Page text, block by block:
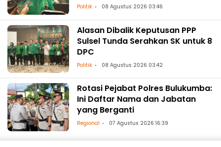
Politik 08 Agustus 2026 03:46
Alasan Dibalik Keputusan PPP
Sulsel Tunda Serahkan SK untuk 8
DPC
Politik 08 Agustus 2026 03:42
Rotasi Pejabat Polres Bulukumba:
Ini Daftar Nama dan Jabatan
yang Berganti
Regional 07 Agustus 2026 16:39